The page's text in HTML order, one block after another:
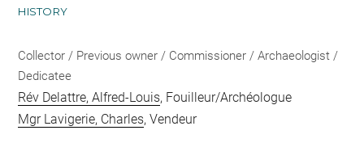
HISTORY
Collector / Previous owner / Commissioner / Archaeologist /
Dedicatee
Rév Delattre, Alfred-Louis, Fouilleur/Archéologue
Mgr Lavigerie, Charles, Vendeur